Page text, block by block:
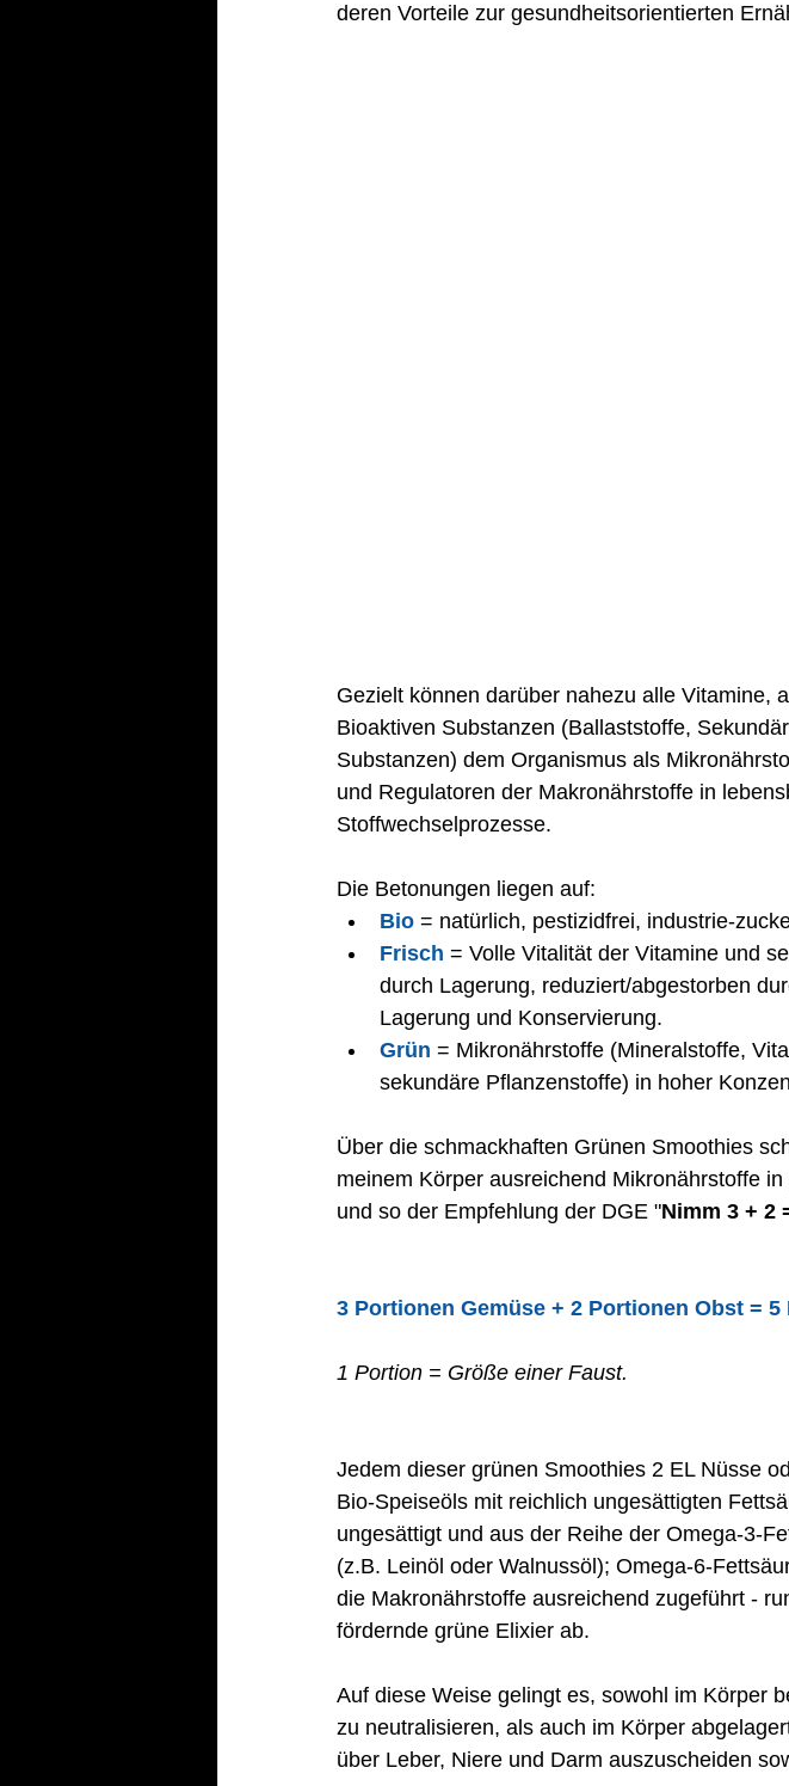
deren Vorteile zur gesundheitsorientierten
Gezielt können darüber nahezu alle Vitamine,
Bioaktiven Substanzen (Ballaststoffe,
Substanzen) dem Organismus als
und Regulatoren der Makronährstoffe in
Stoffwechselprozesse.
Die Betonungen liegen auf:
Bio = natürlich, pestizidfrei, industrie-
Frisch = Volle Vitalität der Vitamine und
durch Lagerung, reduziert/abgestorben
Lagerung und Konservierung.
Grün = Mikronährstoffe (Mineralstoffe,
sekundäre Pflanzenstoffe) in hoher
Über die schmackhaften Grünen Smoothies
meinem Körper ausreichend Mikronährstoffe
und so der Empfehlung der DGE "Nimm 3 + 2
3 Portionen Gemüse + 2 Portionen Obst = 5
1 Portion = Größe einer Faust.
Jedem dieser grünen Smoothies 2 EL Nüsse
Bio-Speiseöls mit reichlich ungesättigten
ungesättigt und aus der Reihe der Omega-3-
(z.B. Leinöl oder Walnussöl); Omega-6-
die Makronährstoffe ausreichend zugeführt -
fördernde grüne Elixier ab.
Auf diese Weise gelingt es, sowohl im Körper
zu neutralisieren, als auch im Körper
über Leber, Niere und Darm auszuscheiden